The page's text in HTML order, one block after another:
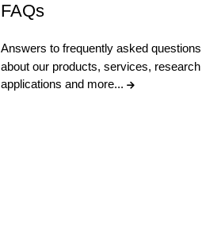
FAQs
Answers to frequently asked questions
about our products, services, research
applications and more...